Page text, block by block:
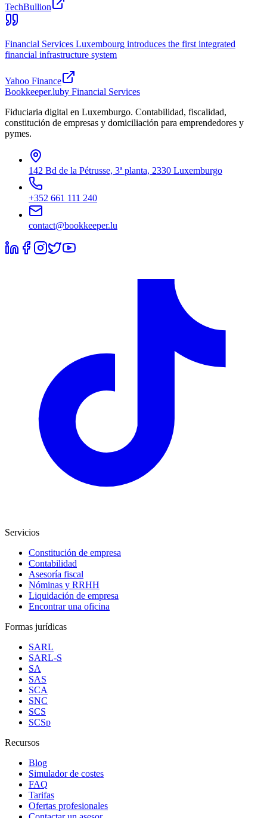
TechBullion
Financial Services Luxembourg introduces the first integrated
financial infrastructure system
Yahoo Finance
Bookkeeper.luby Financial Services
Fiduciaria digital en Luxemburgo. Contabilidad, fiscalidad,
constitución de empresas y domiciliación para emprendedores y
pymes.
142 Bd de la Pétrusse, 3ª planta, 2330 Luxemburgo
+352 661 111 240
contact@bookkeeper.lu
Servicios
Constitución de empresa
Contabilidad
Asesoría fiscal
Nóminas y RRHH
Liquidación de empresa
Encontrar una oficina
Formas jurídicas
SARL
SARL-S
SA
SAS
SCA
SNC
SCS
SCSp
Recursos
Blog
Simulador de costes
FAQ
Tarifas
Ofertas profesionales